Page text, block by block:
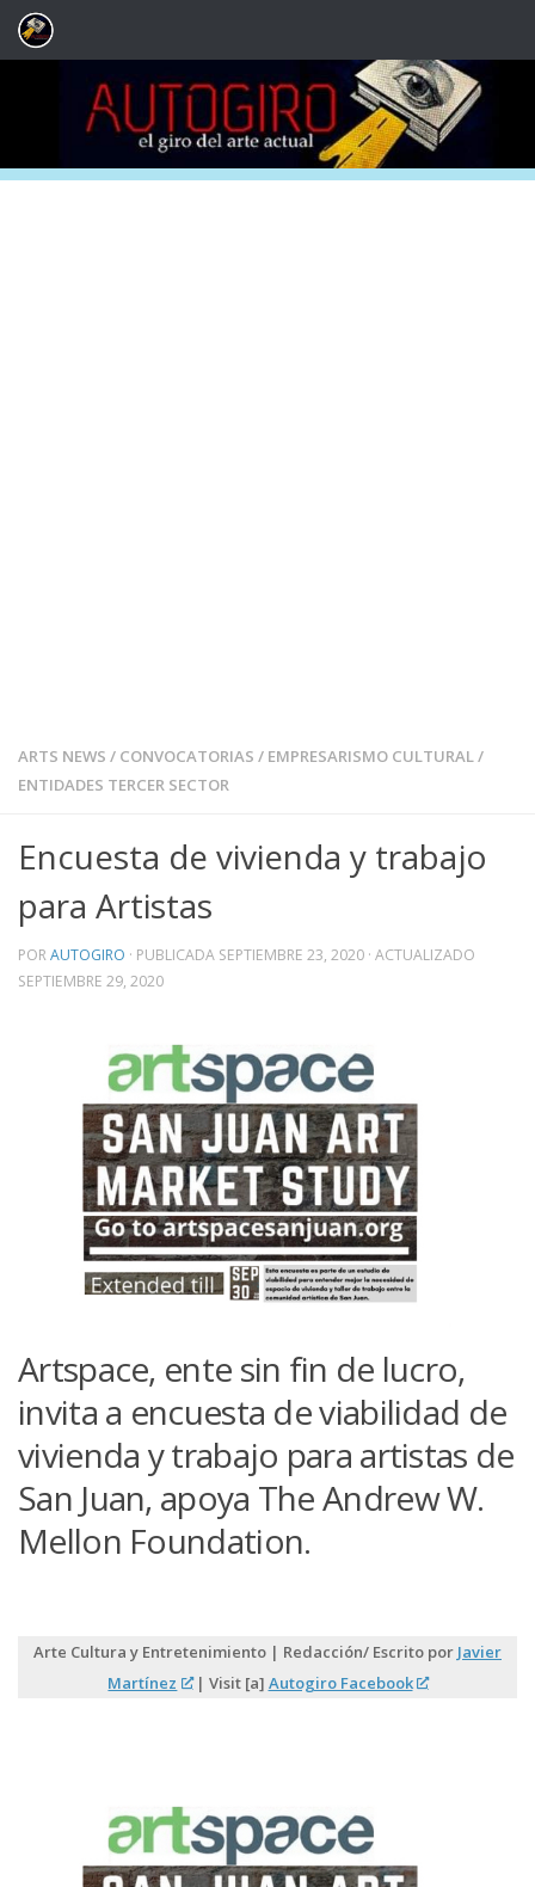
Saltar al contenido
ARTS NEWS / CONVOCATORIAS / EMPRESARISMO CULTURAL/
ENTIDADES TERCER SECTOR
Encuesta de vivienda y trabajo
para Artistas
PORAUTOGIRO · PUBLICADA SEPTIEMBRE 23, 2020 · ACTUALIZADO
SEPTIEMBRE 29, 2020
Artspace, ente sin fin de lucro,
invita a encuesta de viabilidad de
vivienda y trabajo para artistas de
San Juan, apoya The Andrew W.
Mellon Foundation.
Arte Cultura y Entretenimiento | Redacción/ Escrito por Javier
Martínez
| Visit [a] Autogiro Facebook